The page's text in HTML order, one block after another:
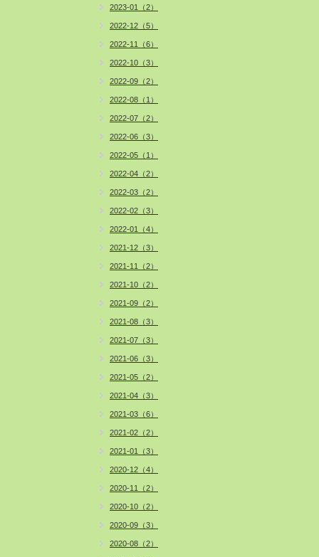
2023-01（2）
2022-12（5）
2022-11（6）
2022-10（3）
2022-09（2）
2022-08（1）
2022-07（2）
2022-06（3）
2022-05（1）
2022-04（2）
2022-03（2）
2022-02（3）
2022-01（4）
2021-12（3）
2021-11（2）
2021-10（2）
2021-09（2）
2021-08（3）
2021-07（3）
2021-06（3）
2021-05（2）
2021-04（3）
2021-03（6）
2021-02（2）
2021-01（3）
2020-12（4）
2020-11（2）
2020-10（2）
2020-09（3）
2020-08（2）